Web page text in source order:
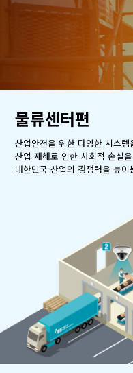
물류센터편
산업안전을 위한 다양한 시스
산업 재해로 인한 사회적 손실
대한민국 산업의 경쟁력을 높이